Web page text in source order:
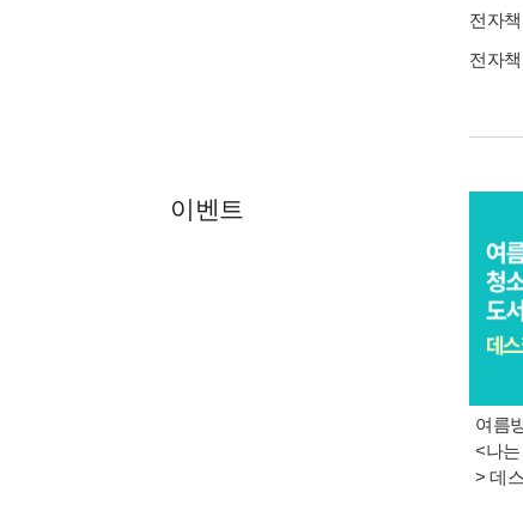
전자책
전자책
이벤트
여름
<나
> 데